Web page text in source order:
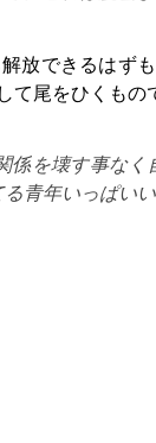
放できるはず
て尾をひくもの
係を壊す事なく
青年いっぱい